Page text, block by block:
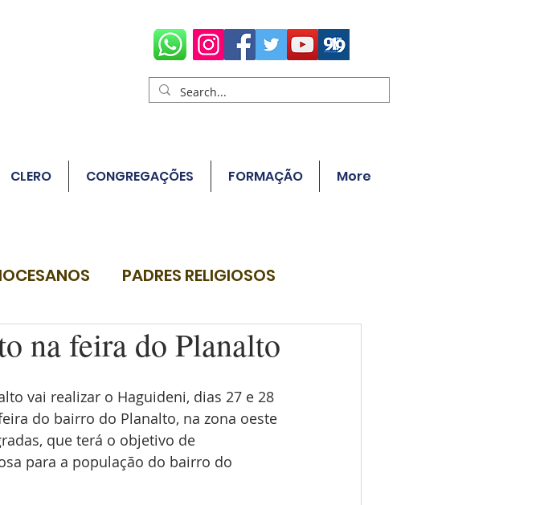
CLERO CONGREGAÇÕES FORMAÇÃO More
PADRES RELIGIOSOS
na feira do Planalto
vai realizar o Haguideni, dias 27 e 28
do bairro do Planalto, na zona oeste
que terá o objetivo de
para a população do bairro do